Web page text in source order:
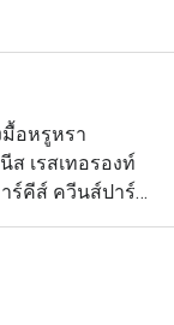
อหรูหรา
เรสเทอรองท์
ร์คีส์ ควีนส์ปาร์ค
สไตล์จีนร่วมสมัย
อีกทั้งยังมีห้อง
การณ์ชาวจีน